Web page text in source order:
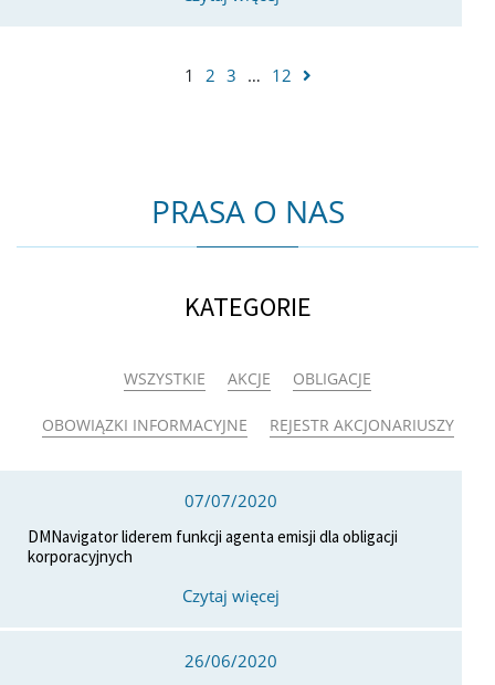
1 2 3 … 12
PRASA O NAS
KATEGORIE
WSZYSTKIE AKCJE OBLIGACJE
OBOWIĄZKI INFORMACYJNE REJESTR AKCJONARIUSZY
07/07/2020
DMNavigator liderem funkcji agenta emisji dla obligacji
korporacyjnych
Czytaj więcej
26/06/2020